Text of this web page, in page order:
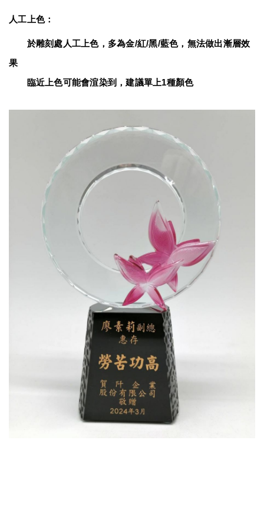
人工上色：
於雕刻處人工上色，多為金/紅/黑/藍色，無法做出漸層效
果
臨近上色可能會渲染到，建議單上1種顏色